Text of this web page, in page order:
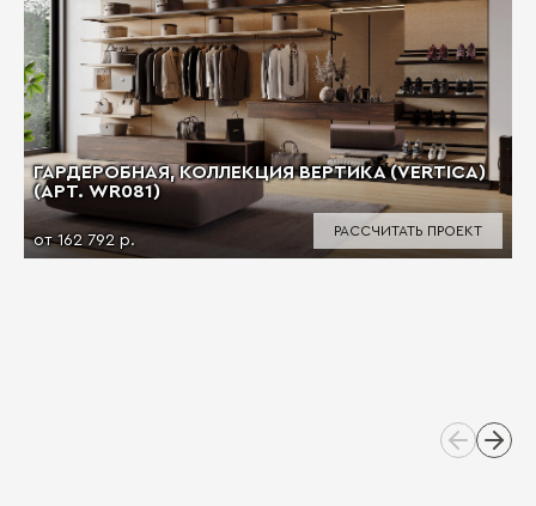
ГАРДЕРОБНАЯ, КОЛЛЕКЦИЯ ВЕРТИКА (VERTICA)
(АРТ. WR081)
от 162 792 р.
РАССЧИТАТЬ ПРОЕКТ